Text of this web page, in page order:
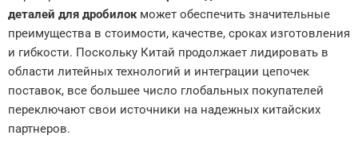
деталей для дробилокможет обеспечить значительные
преимущества в стоимости, качестве, сроках изготовления
и гибкости. Поскольку Китай продолжает лидировать в
области литейных технологий и интеграции цепочек
поставок, все большее число глобальных покупателей
переключают свои источники на надежных китайских
партнеров.